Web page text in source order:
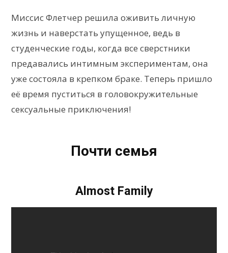
Миссис Флетчер решила оживить личную
жизнь и наверстать упущенное, ведь в
студенческие годы, когда все сверстники
предавались интимным экспериментам, она
уже состояла в крепком браке. Теперь пришло
её время пуститься в головокружительные
сексуальные приключения!
Почти семья
Almost Family